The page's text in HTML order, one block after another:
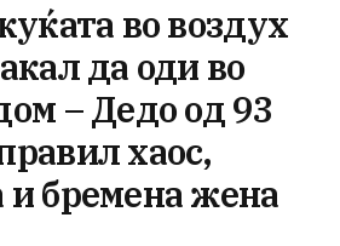
во воздух
да оди во
– Дедо од 93
хаос,
и бремена жена